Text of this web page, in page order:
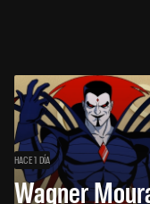
HACE 1 DÍA
Wagner